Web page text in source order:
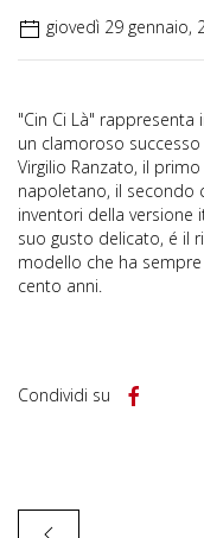
giovedì 29 gennaio,
"Cin Ci Là"
un clamoroso
Virgilio Ranzato, il
napoletano, il secondo
inventori della versione
suo gusto delicato, é il
modello che ha
cento anni.
Condividi su